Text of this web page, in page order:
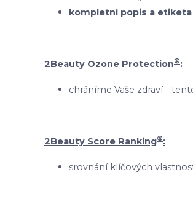
kompletní popis a
2Beauty Ozone Protection®:
chráníme Vaše zdraví -
2Beauty Score Ranking®:
srovnání klíčových